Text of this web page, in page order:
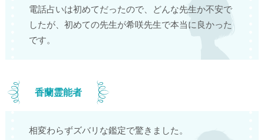
電話占いは初めてだったので、どんな先生か不安で
したが、初めての先生が希咲先生で本当に良かった
です。
香蘭霊能者
相変わらずズバリな鑑定で驚きました。